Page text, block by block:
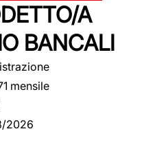
A
BANCALI
mensile
2026